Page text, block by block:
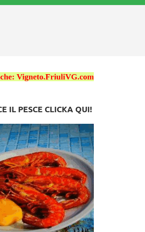
IL PESCE CLICKA QUI!